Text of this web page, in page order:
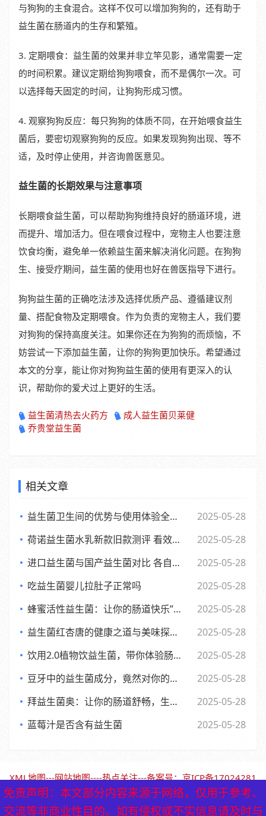
与狗狗的主食混合。这样不仅可以增加狗狗的，还有助于
益生菌在肠道内的生存和繁殖。
3. 定期喂食：益生菌的效果并非立竿见影，通常需要一定
的时间积累。建议定期给狗狗喂食，而不是偶尔一次。可
以选择每天固定的时间，让狗狗形成习惯。
4. 观察狗狗反应：每只狗狗的体质不同，在开始喂食益生
菌后，要密切观察狗狗的反应。如果发现狗狗出现、等不
适，及时停止使用，并咨询兽医意见。
益生菌的长期效果与注意事项
长期喂食益生菌，可以帮助狗狗维持良好的肠道环境，进
而提升、增加活力。但在喂食过程中，宠物主人也要注意
饮食均衡，避免单一依赖益生菌来解决消化问题。在狗狗
生、接受疗期间，益生菌的使用也好在兽医指导下进行。
狗狗益生菌的正确吃法涉及选择优质产品、遵循建议剂
量、搭配食物及定期喂食。作为负责的宠物主人，我们要
对狗狗的保持高度关注。如果你还在为狗狗的而烦恼，不
妨尝试一下添加益生菌，让你的狗狗更加快乐。希望通过
本文的分享，能让你对狗狗益生菌的使用有更深入的认
识，帮助你的爱犬过上更好的生活。
益生菌清热去火药方
成人益生菌贝莱健
乔贵堂益生菌
相关文章
益生菌卫生间的优势与使用体验全面解析
2025-05-28
荷诺益生菌水乳新款旧款测评 看效果差异与使用感受
2025-05-28
进口益生菌与国产益生菌对比 各自优势及消费者该如何选择
2025-05-28
吃益生菌婴儿拉肚子正常吗
2025-05-28
蜂蜜活性益生菌：让你的肠道快乐”起来，享受生活每一天
2025-05-28
益生菌红杏唐的健康之道与美味探索之旅
2025-05-28
饮用2.0植物饮益生菌，带你体验肠道的全新活力风暴
2025-05-28
豆牙中的益生菌成分，竟然对你的肠道有如此奇妙的影响
2025-05-28
拜益生菌奥：让你的肠道舒畅，生活更轻松的小助手”
2025-05-28
蓝莓汁是否含有益生菌
2025-05-28
免责声明：本文部分内容来源于网络，仅用于参考、
交流等非商业性目的。如有侵权或不实信息请及时与
XML地图---网站地图----热点关注---备案号：京ICP备17024281
号-1（北京保鹤堂药业）
免责声明：本文部分内容来源于网络，仅用于参考、
交流等非商业性目的。如有侵权或不实信息请及时与